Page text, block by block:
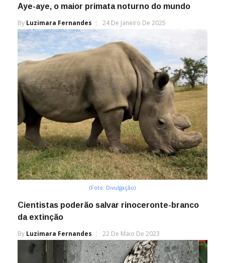
Aye-aye, o maior primata noturno do mundo
By Luzimara Fernandes 24 De Janeiro De 2025
(Foto: Divulgação)
Cientistas poderão salvar rinoceronte-branco
da extinção
By Luzimara Fernandes 22 De Maio De 2023